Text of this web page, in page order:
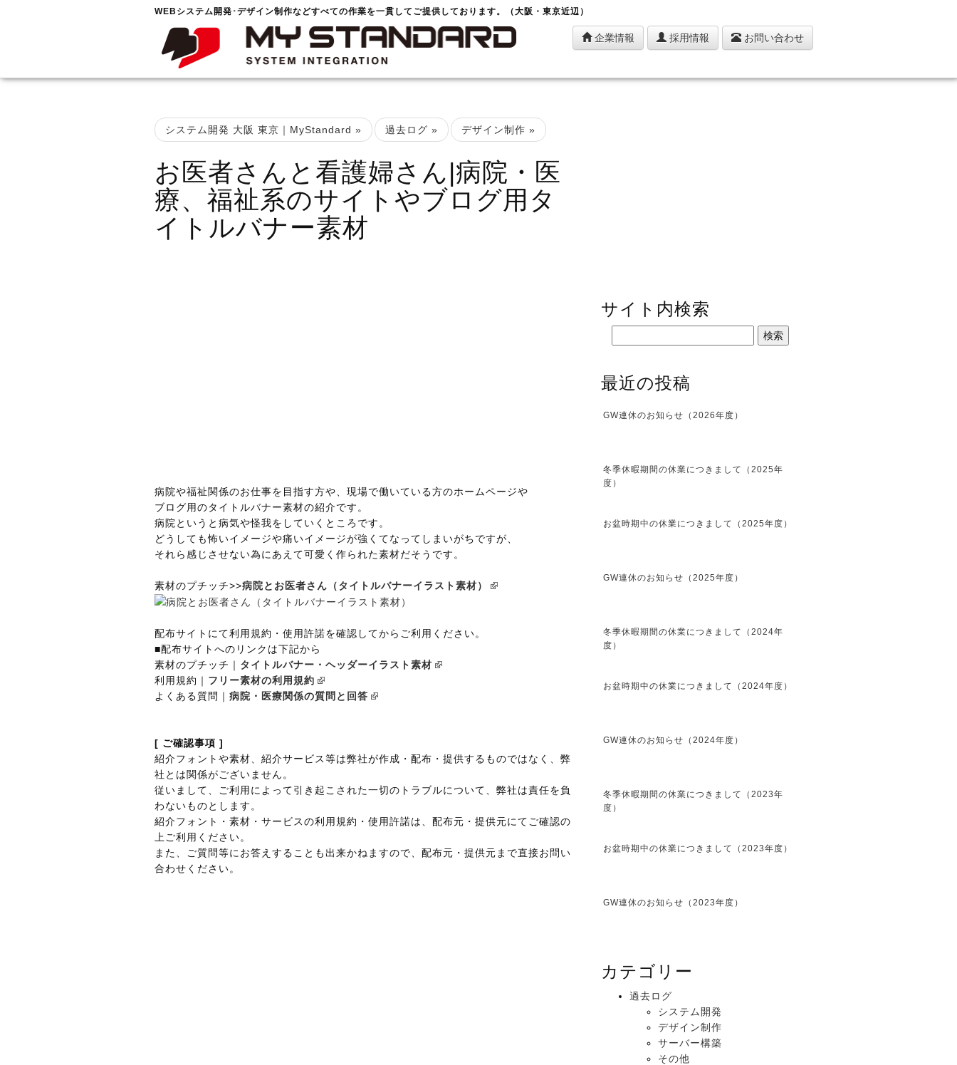
WEBシステム開発･デザイン制作などすべての作業を一貫してご提供しております。（大阪・東京近辺）
企業情報 採用情報 お問い合わせ
システム開発 大阪 東京｜MyStandard » 過去ログ » デザイン制作 »
お医者さんと看護婦さん|病院・医
療、福祉系のサイトやブログ用タ
イトルバナー素材
病院や福祉関係のお仕事を目指す方や、現場で働いている方のホームページや
ブログ用のタイトルバナー素材の紹介です。
病院というと病気や怪我をしていくところです。
どうしても怖いイメージや痛いイメージが強くてなってしまいがちですが、
それら感じさせない為にあえて可愛く作られた素材だそうです。
素材のプチッチ>>病院とお医者さん（タイトルバナーイラスト素材）
配布サイトにて利用規約・使用許諾を確認してからご利用ください。
■配布サイトへのリンクは下記から
素材のプチッチ｜ タイトルバナー・ヘッダーイラスト素材
利用規約｜ フリー素材の利用規約
よくある質問｜ 病院・医療関係の質問と回答
[ ご確認事項 ]
紹介フォントや素材、紹介サービス等は弊社が作成・配布・提供するものではなく、弊
社とは関係がございません。
従いまして、ご利用によって引き起こされた一切のトラブルについて、弊社は責任を負
わないものとします。
紹介フォント・素材・サービスの利用規約・使用許諾は、配布元・提供元にてご確認の
上ご利用ください。
また、ご質問等にお答えすることも出来かねますので、配布元・提供元まで直接お問い
合わせください。
サイト内検索
最近の投稿
GW連休のお知らせ（2026年度）
冬季休暇期間の休業につきまして（2025年
度）
お盆時期中の休業につきまして（2025年度）
GW連休のお知らせ（2025年度）
冬季休暇期間の休業につきまして（2024年
度）
お盆時期中の休業につきまして（2024年度）
GW連休のお知らせ（2024年度）
冬季休暇期間の休業につきまして（2023年
度）
お盆時期中の休業につきまして（2023年度）
GW連休のお知らせ（2023年度）
カテゴリー
過去ログ
システム開発
デザイン制作
サーバー構築
その他